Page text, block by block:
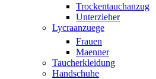
Trockentauchanzug
Unterzieher
Lycraanzuege
Frauen
Maenner
Taucherkleidung
Handschuhe